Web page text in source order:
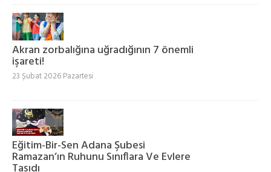
Akran zorbalığına uğradığının 7 önemli
işareti!
23 Şubat 2026 Pazartesi
Eğitim-Bir-Sen Adana Şubesi
Ramazan’ın Ruhunu Sınıflara Ve Evlere